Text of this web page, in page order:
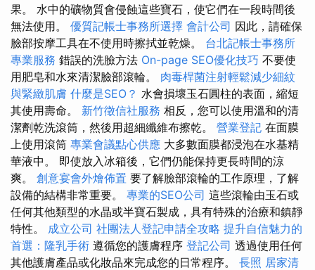
果。 水中的礦物質會侵蝕這些寶石，使它們在一段時間後
無法使用。 優質記帳士事務所選擇 會計公司 因此，請確保
臉部按摩工具在不使用時擦拭並乾燥。 台北記帳士事務所
專業服務 錯誤的洗臉方法 On-page SEO優化技巧 不要使
用肥皂和水來清潔臉部滾輪。 肉毒桿菌注射輕鬆減少細紋
與緊緻肌膚 什麼是SEO？ 水會損壞玉石圓柱的表面，縮短
其使用壽命。 新竹徵信社服務 相反，您可以使用溫和的清
潔劑乾洗滾筒，然後用超細纖維布擦乾。 營業登記 在面膜
上使用滾筒 專業會議點心供應 大多數面膜都浸泡在水基精
華液中。 即使放入冰箱後，它們仍能保持更長時間的涼
爽。 創意宴會外燴佈置 要了解臉部滾輪的工作原理，了解
設備的結構非常重要。 專業的SEO公司 這些滾輪由玉石或
任何其他類型的水晶或半寶石製成，具有特殊的治療和鎮靜
特性。 成立公司 社團法人登記申請全攻略 提升自信魅力的
首選：隆乳手術 遵循您的護膚程序 登記公司 透過使用任何
其他護膚產品或化妝品來完成您的日常程序。 長照 居家清